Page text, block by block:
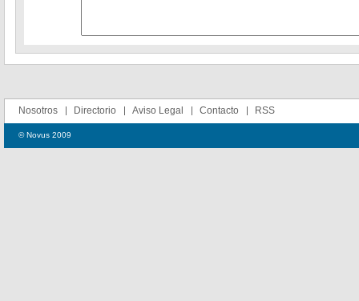
Nosotros Directorio Aviso Legal Contacto RSS
© Novus 2009